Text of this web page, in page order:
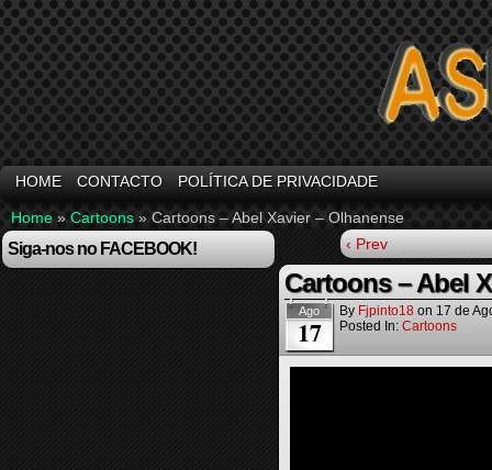
HOME CONTACTO POLÍTICA DE PRIVACIDADE
Home » Cartoons » Cartoons – Abel Xavier – Olhanense
Siga-nos no FACEBOOK! ‹ Prev
Cartoons – Abel
Ago
17
By Fjpinto18 on 17 de
Posted In: Cartoons